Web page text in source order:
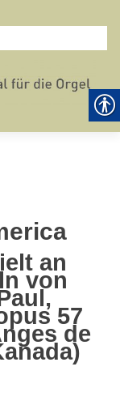
an
von
57
de